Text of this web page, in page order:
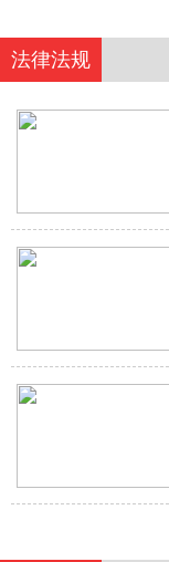
法律法规